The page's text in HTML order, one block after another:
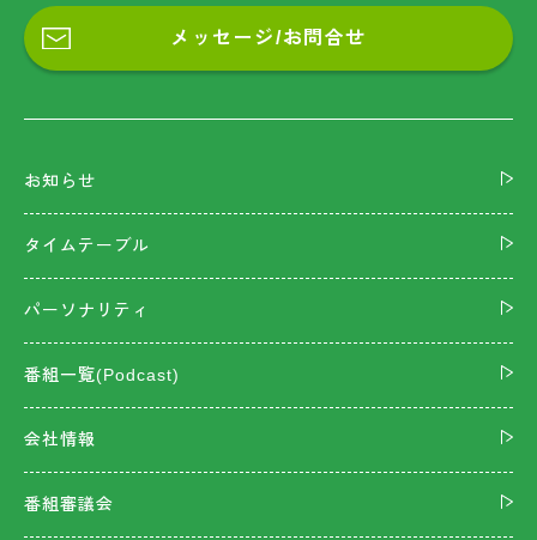
メッセージ/お問合せ
お知らせ
タイムテーブル
パーソナリティ
番組一覧(Podcast)
会社情報
番組審議会